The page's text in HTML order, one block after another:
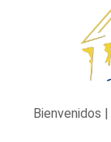
Bienvenidos |